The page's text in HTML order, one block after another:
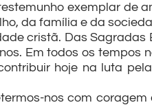
exemplar de
da família e da
cristã. Das
Em todos os tempos
hoje na luta
nos com